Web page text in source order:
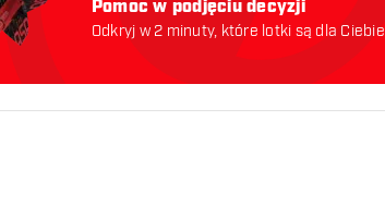
Pomoc w podjęciu decyzji
Odkryj w 2 minuty, które lotki są dla Ciebie